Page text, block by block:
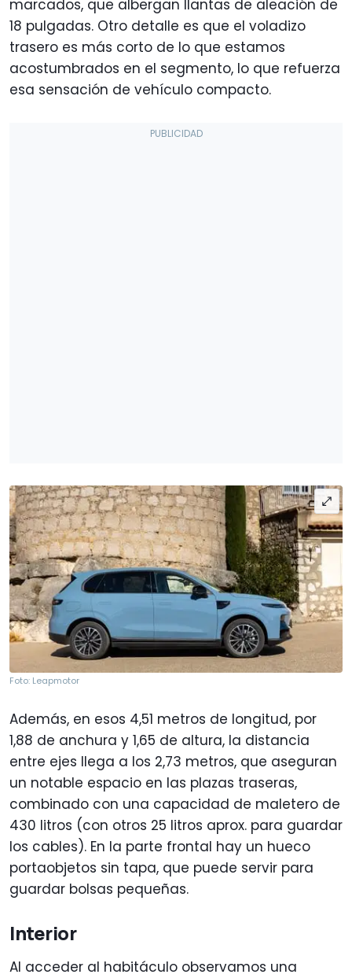
marcados, que albergan llantas de aleación de
18 pulgadas. Otro detalle es que el voladizo
trasero es más corto de lo que estamos
acostumbrados en el segmento, lo que refuerza
esa sensación de vehículo compacto.
Foto: Leapmotor
Además, en esos 4,51 metros de longitud, por
1,88 de anchura y 1,65 de altura, la distancia
entre ejes llega a los 2,73 metros, que aseguran
un notable espacio en las plazas traseras,
combinado con una capacidad de maletero de
430 litros (con otros 25 litros aprox. para guardar
los cables). En la parte frontal hay un hueco
portaobjetos sin tapa, que puede servir para
guardar bolsas pequeñas.
Interior
Al acceder al habitáculo observamos una